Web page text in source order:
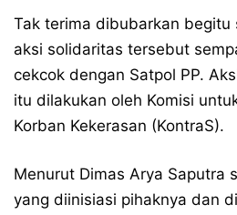
Tak terima dibubarkan begitu
aksi solidaritas tersebut
cekcok dengan Satpol PP.
itu dilakukan oleh Komisi
Korban Kekerasan (KontraS).
Menurut Dimas Arya Saputra
yang diinisiasi pihaknya dan